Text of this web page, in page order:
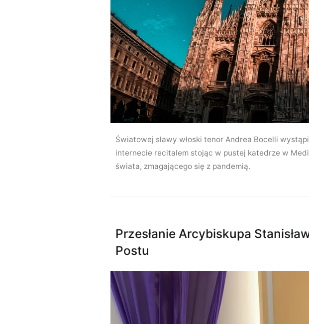
Światowej sławy włoski tenor Andrea Bocelli
internecie recitalem stojąc w pustej katedrze w
świata, zmagającego się z pandemią.
Przesłanie Arcybiskupa
Postu